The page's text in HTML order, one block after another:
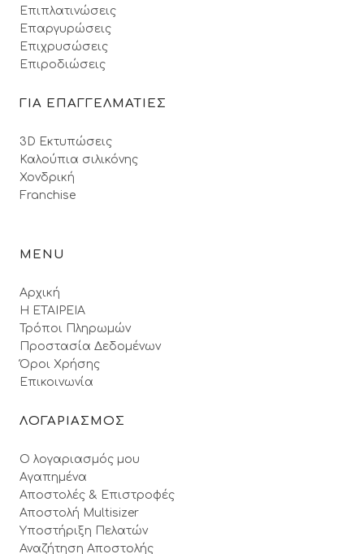
Επιπλατινώσεις
Επαργυρώσεις
Επιχρυσώσεις
Επιροδιώσεις
ΓΙΑ ΕΠΑΓΓΕΛΜΑΤΙΕΣ
3D Εκτυπώσεις
Καλούπια σιλικόνης
Χονδρική
Franchise
MENU
Αρχική
Η ΕΤΑΙΡΕΙΑ
Τρόποι Πληρωμών
Προστασία Δεδομένων
Όροι Xρήσης
Επικοινωνία
ΛΟΓΑΡΙΑΣΜΟΣ
Ο λογαριασμός μου
Αγαπημένα
Αποστολές & Επιστροφές
Αποστολή Multisizer
Υποστήριξη Πελατών
Αναζήτηση Αποστολής